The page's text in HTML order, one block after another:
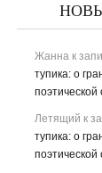
Жаннак
тупика: о
поэтической
Летящий к
тупика: о
поэтической